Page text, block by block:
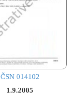
ČSN 014102
1.9.2005